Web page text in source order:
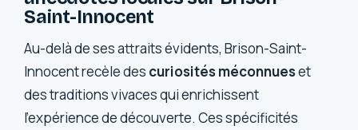
Saint-Innocent
Au-delà de ses attraits évidents, Brison-Saint-
Innocent recèle des curiosités méconnueset
des traditions vivaces qui enrichissent
l’expérience de découverte. Ces spécificités